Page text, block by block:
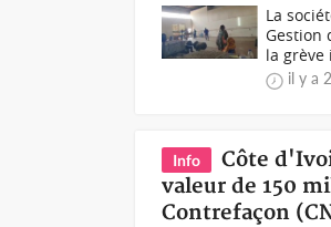
La
Gestion
la grève
il y a
Info
Côte
valeur de 150
Contrefaçon